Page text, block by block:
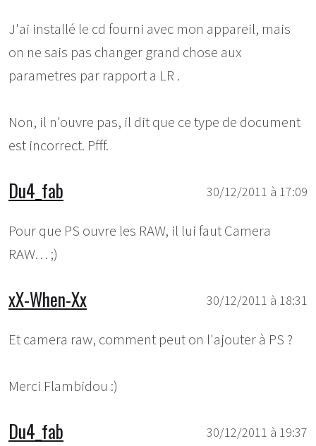
J'ai installé le cd fourni avec mon appareil, mais
on ne sais pas changer grand chose aux
parametres par rapport a LR .
Non, il n'ouvre pas, il dit que ce type de document
est incorrect. Pfff.
30/12/2011 à 17:09
Du4_fab
Pour que PS ouvre les RAW, il lui faut Camera
RAW… ;)
30/12/2011 à 18:31
xX-When-Xx
Et camera raw, comment peut on l'ajouter à PS ?
Merci Flambidou :)
30/12/2011 à 19:37
Du4_fab